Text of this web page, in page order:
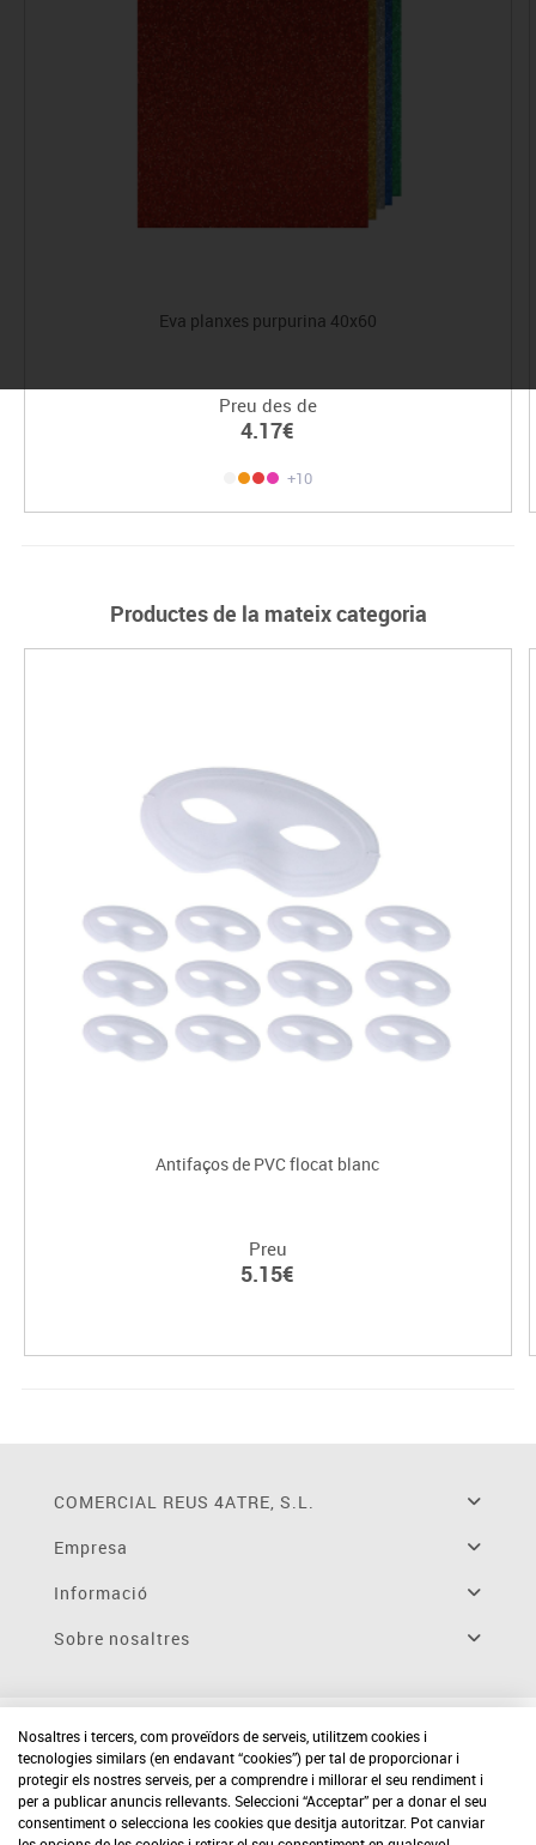
Eva planxes purpurina 40x60
Preu des de
4.17€
+10
Productes de la mateix categoria
Antifaços de PVC flocat blanc
Preu
5.15€
COMERCIAL REUS 4ATRE, S.L.
Empresa
Informació
Sobre nosaltres
Nosaltres i tercers, com proveïdors de serveis, utilitzem cookies i
tecnologies similars (en endavant “cookies”) per tal de proporcionar i
protegir els nostres serveis, per a comprendre i millorar el seu rendiment i
per a publicar anuncis rellevants. Seleccioni “Acceptar” per a donar el seu
consentiment o selecciona les cookies que desitja autoritzar. Pot canviar